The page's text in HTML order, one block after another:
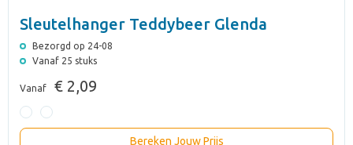
Sleutelhanger Teddybeer Glenda
Bezorgd op 24-08
Vanaf 25 stuks
Vanaf € 2,09
Bereken Jouw Prijs